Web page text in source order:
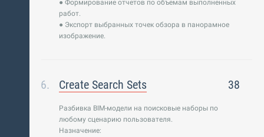
● Формирование отчетов по объемам выполненных
работ.
● Экспорт выбранных точек обзора в панорамное
изображение.
Create Search Sets 38
Разбивка BIM-модели на поисковые наборы по
любому сценарию пользователя.
Назначение: